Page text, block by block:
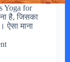
Yoga for
है, जिसका
ऐसा माना